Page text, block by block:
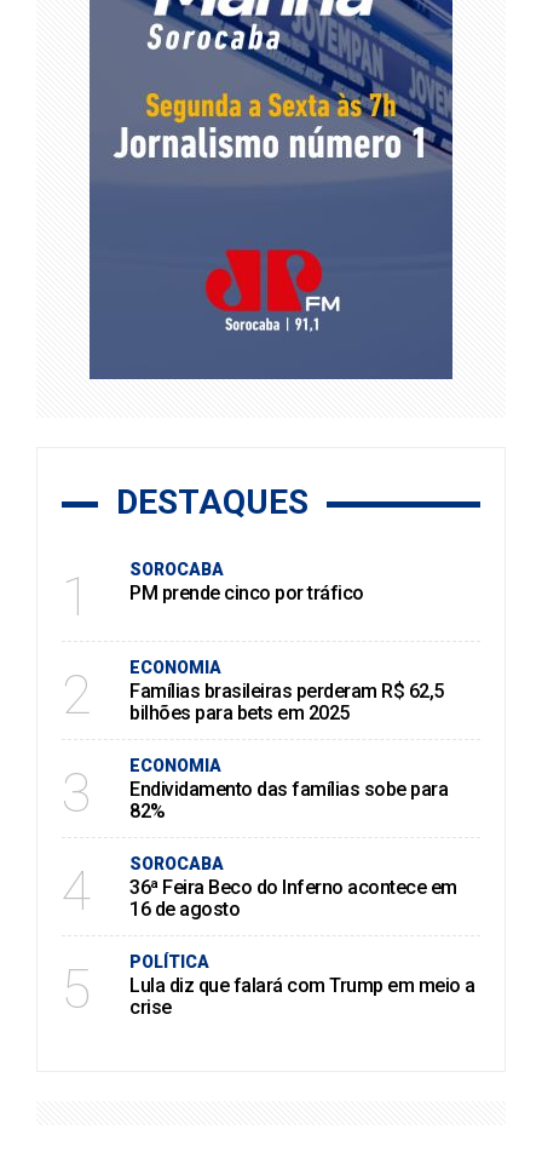
DESTAQUES
1 SOROCABA
PM prende cinco por tráfico
2 ECONOMIA
Famílias brasileiras perderam R$ 62,5
bilhões para bets em 2025
3 ECONOMIA
Endividamento das famílias sobe para
82%
4 SOROCABA
36ª Feira Beco do Inferno acontece em
16 de agosto
5 POLÍTICA
Lula diz que falará com Trump em meio a
crise